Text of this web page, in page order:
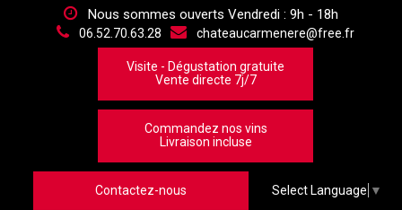
Nous sommes ouverts Vendredi : 9h - 18h
06.52.70.63.28 chateaucarmenere@free.fr
Visite - Dégustation gratuite
Vente directe 7j/7
Commandez nos vins
Livraison incluse
Contactez-nous Select Language ▼
Panneau de gestion des cookies